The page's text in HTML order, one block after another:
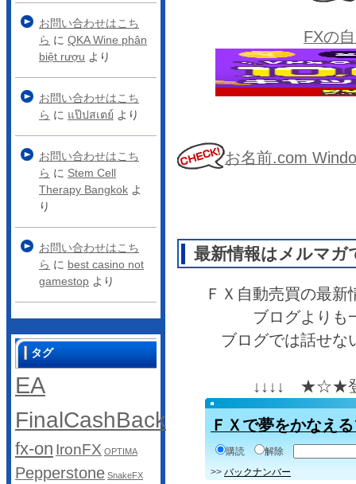
FXの
お名前.com
最新情報はメルマガ
ＦＸ自動売買の最
ブログよりも
ブログでは話せな
↓↓↓↓ ★☆★
ＦＸで夢をかなえ
購読
解除
>> バックナンバー
お問い合わせはこち
ら に QKA Wine phân
biệt rượu より
お問い合わせはこち
ら に แป๊ปสเตย์ より
お問い合わせはこち
ら に Stem Cell
Therapy Bangkok よ
り
お問い合わせはこち
ら に best casino not
gamestop より
タグ
EA
FinalCashBack
fx-on IronFX OPTIMA
Pepperstone SnakeFX